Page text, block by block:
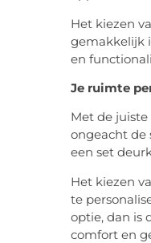
Het kiezen
gemakkelijk
en
Je ruimte
Met de
ongeacht de
een set
Het kiezen
te
optie, dan is
comfort en